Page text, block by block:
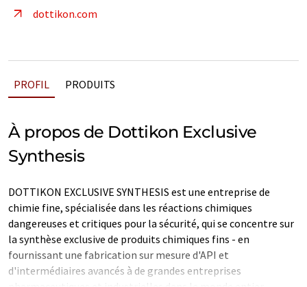
dottikon.com
PROFIL PRODUITS
À propos de Dottikon Exclusive
Synthesis
DOTTIKON EXCLUSIVE SYNTHESIS est une entreprise de
chimie fine, spécialisée dans les réactions chimiques
dangereuses et critiques pour la sécurité, qui se concentre sur
la synthèse exclusive de produits chimiques fins - en
fournissant une fabrication sur mesure d'API et
d'intermédiaires avancés à de grandes entreprises